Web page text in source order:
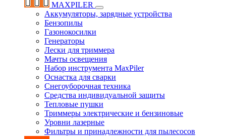
MAXPILER
Аккумуляторы, зарядные устройства
Бензопилы
Газонокосилки
Генераторы
Лески для триммера
Мачты освещения
Набор инструмента MaxPiler
Оснастка для сварки
Снегоуборочная техника
Средства индивидуальной защиты
Тепловые пушки
Триммеры электрические и бензиновые
Уровни лазерные
Фильтры и принадлежности для пылесосов